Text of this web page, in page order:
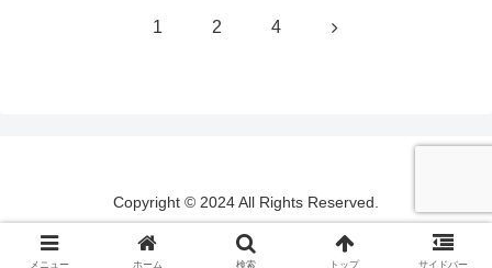
1 2 4 次
Copyright © 2024 All Rights Reserved.
メニュー ホーム 検索 トップ サイドバー